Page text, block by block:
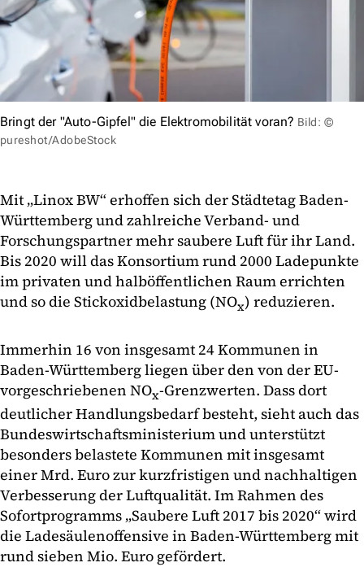
Bringt der "Auto-Gipfel" die Elektromobilität voran? Bild: ©
pureshot/AdobeStock
Mit „Linox BW“ erhoffen sich der Städtetag Baden-
Württemberg und zahlreiche Verband- und
Forschungspartner mehr saubere Luft für ihr Land.
Bis 2020 will das Konsortium rund 2000 Ladepunkte
im privaten und halböffentlichen Raum errichten
und so die Stickoxidbelastung (NOx) reduzieren.
Immerhin 16 von insgesamt 24 Kommunen in
Baden-Württemberg liegen über den von der EU-
vorgeschriebenen NOx-Grenzwerten. Dass dort
deutlicher Handlungsbedarf besteht, sieht auch das
Bundeswirtschaftsministerium und unterstützt
besonders belastete Kommunen mit insgesamt
einer Mrd. Euro zur kurzfristigen und nachhaltigen
Verbesserung der Luftqualität. Im Rahmen des
Sofortprogramms „Saubere Luft 2017 bis 2020“ wird
die Ladesäulenoffensive in Baden-Württemberg mit
rund sieben Mio. Euro gefördert.